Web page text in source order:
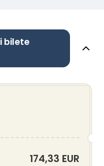
bilete
174,33 EUR